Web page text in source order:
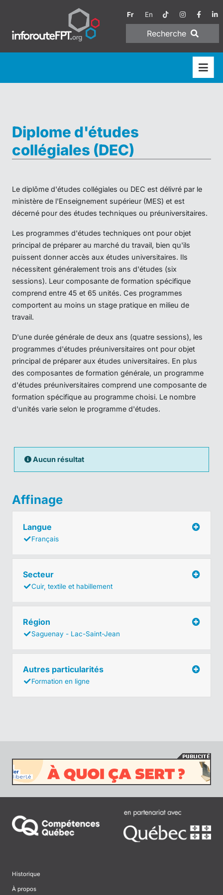
Fr En
Recherche
Diplome d'études
collégiales (DEC)
Le diplôme d'études collégiales ou DEC est délivré par le
ministère de l'Enseignement supérieur (MES) et est
décerné pour des études techniques ou préuniversitaires.
Les programmes d'études techniques ont pour objet
principal de préparer au marché du travail, bien qu'ils
puissent donner accès aux études universitaires. Ils
nécessitent généralement trois ans d'études (six
sessions). Leur composante de formation spécifique
comprend entre 45 et 65 unités. Ces programmes
comportent au moins un stage pratique en milieu de
travail.
D'une durée générale de deux ans (quatre sessions), les
programmes d'études préuniversitaires ont pour objet
principal de préparer aux études universitaires. En plus
des composantes de formation générale, un programme
d'études préuniversitaires comprend une composante de
formation spécifique au programme choisi. Le nombre
d'unités varie selon le programme d'études.
Aucun résultat
Affinage
Langue
Français
Secteur
Cuir, textile et habillement
Région
Saguenay - Lac-Saint-Jean
Autres particularités
Formation en ligne
Historique
À propos